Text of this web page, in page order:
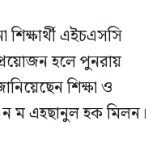
এইচএসসি
হলে পুনরায়
শিক্ষা ও
ন ম এহছানুল হক মিলন।